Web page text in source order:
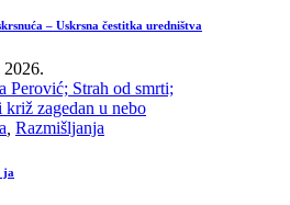
– Uskrsna čestitka uredništva
2026.
Razmišljanja
ja